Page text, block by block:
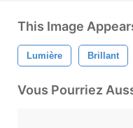
This Image
Lumière Brillant
Vous Pourriez